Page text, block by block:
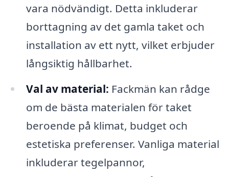
vara nödvändigt. Detta inkluderar
borttagning av det gamla taket och
installation av ett nytt, vilket erbjuder
långsiktig hållbarhet.
Val av material: Fackmän kan rådge
om de bästa materialen för taket
beroende på klimat, budget och
estetiska preferenser. Vanliga material
inkluderar tegelpannor,